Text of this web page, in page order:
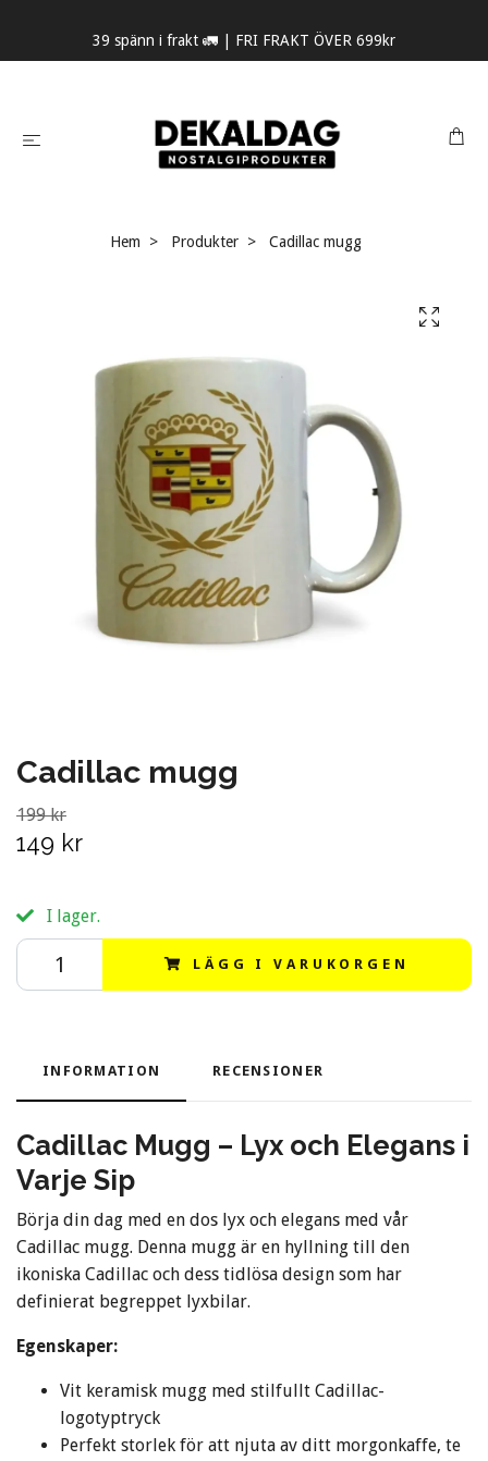
39 spänn i frakt 🚛 | FRI FRAKT ÖVER 699kr
Hem Produkter Cadillac mugg
Cadillac mugg
199 kr
149 kr
I lager.
LÄGG I VARUKORGEN
INFORMATION RECENSIONER
Cadillac Mugg – Lyx och Elegans i
Varje Sip
Börja din dag med en dos lyx och elegans med vår
Cadillac mugg. Denna mugg är en hyllning till den
ikoniska Cadillac och dess tidlösa design som har
definierat begreppet lyxbilar.
Egenskaper:
Vit keramisk mugg med stilfullt Cadillac-
logotyptryck
Perfekt storlek för att njuta av ditt morgonkaffe, te